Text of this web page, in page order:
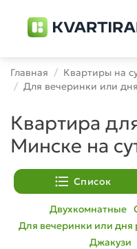
Главная
Квартиры на
Для вечеринки или
Квартира
Минске на
format_list_bulleted Список
Двухкомнатные
Для вечеринки или дня
Джакузи